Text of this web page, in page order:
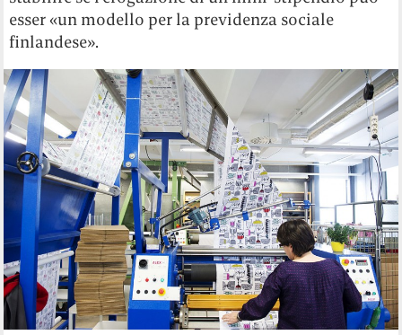
esser «un modello per la previdenza sociale
finlandese».